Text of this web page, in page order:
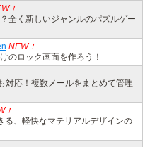
！
全く新しいジャンルのパズルゲー
NEW！
のロック画面を作ろう！
対応！複数メールをまとめて管理
！
る、軽快なマテリアルデザインの